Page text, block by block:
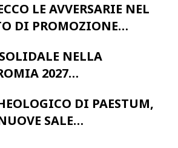
LE AVVERSARIE NEL
DI PROMOZIONE…
NELLA
2027…
DI PAESTUM,
SALE…